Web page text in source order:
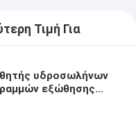
Τιμή Για
υδροσωλήνων
εξώθησης